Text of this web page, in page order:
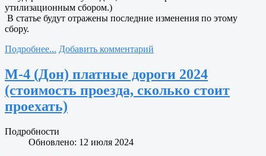
утилизационным сбором.)
В статье будут отражены последние изменения по этому
сбору.
Подробнее... Добавить комментарий
М-4 (Дон) платные дороги 2024
(стоимость проезда, сколько стоит
проехать)
Подробности
Обновлено: 12 июля 2024